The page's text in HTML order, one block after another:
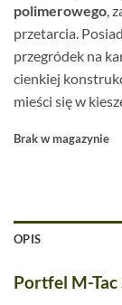
polimerowego,
przetarcia.
przegródek na
cienkiej
mieści się w
Brak w magazynie
OPIS
Portfel M-